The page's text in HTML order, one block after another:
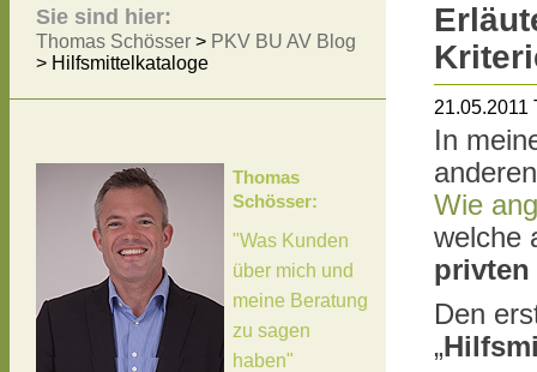
21.05.2011
In
Wie
welche
privten
Den
„
Sie sind hier:
Thomas Schösser > PKV BU AV Blog
> Hilfsmittelkataloge
Thomas
Schösser:
"Was Kunden
über mich und
meine Beratung
zu sagen
haben"